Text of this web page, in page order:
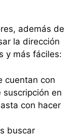
además de
la dirección
y más fáciles:
cuentan con
suscripción en
con hacer
buscar